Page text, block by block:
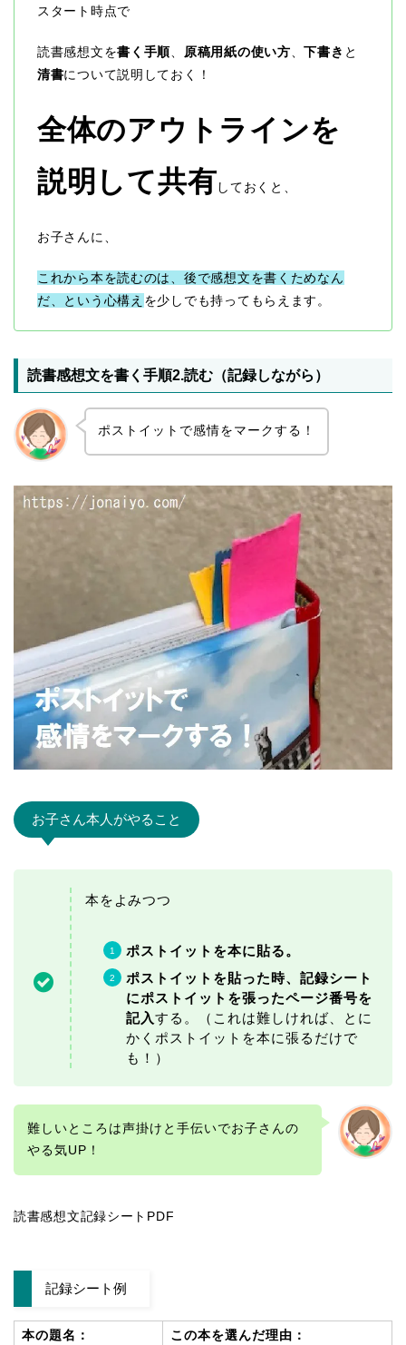
スタート時点で
読書感想文を書く手順 原稿用紙の使い方 、下書き と
清書について説明しておく！
全体のアウトラインを
説明して共有しておくと、
お子さんに、
これから本を読むのは、後で感想文を書くためなん
だ、という心構え を少しでも持ってもらえます。
読書感想文を書く手順2.読む（記録しながら）
ポストイットで感情をマークする！
お子さん本人がやること
本をよみつつ
ポストイットを本に貼る。
ポストイットを貼った時、記録シート
にポストイットを張ったページ番号を
記入する。（これは難しければ、とに
かくポストイットを本に張るだけで
も！）
難しいところは声掛けと手伝いでお子さんの
やる気UP！
読書感想文記録シートPDF
記録シート例
本の題名： この本を選んだ理由：